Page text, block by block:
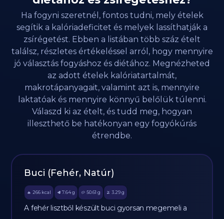
Ha fogyni szeretnél, fontos tudni, mely ételek
segítik a kalóriadeficitet és melyek lassíthatják a
zsírégetést. Ebben a listában több száz ételt
találsz, részletes értékeléssel arról, hogy mennyire
jó választás fogyáshoz és diétához. Megnézheted
az adott ételek kalóriatartalmát,
makrotápanyagait, valamint azt is, mennyire
laktatóak és mennyire könnyű belőlük túlenni.
Válaszd ki az ételt, és tudd meg, hogyan
illeszthető be hatékonyan egy fogyókúrás
étrendbe.
Buci (Fehér, Natúr)
🔥 266 kcal 🥩 7.64 g 🥔 50.61 g 🫒 3.29 g
A fehér lisztből készült buci gyorsan megemeli a